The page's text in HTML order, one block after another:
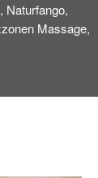
Naturfango,
Massage,